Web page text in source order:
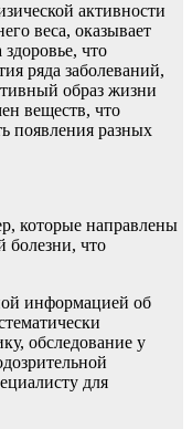
активности
веса, оказывает
что
ряда заболеваний,
образ жизни
веществ, что
появления разных
которые направлены
болезни, что
информацией об
обследование у
для